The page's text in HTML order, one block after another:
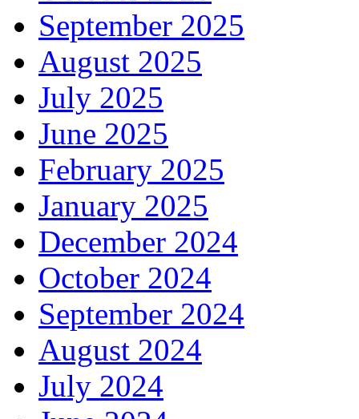
September 2025
August 2025
July 2025
June 2025
February 2025
January 2025
December 2024
October 2024
September 2024
August 2024
July 2024